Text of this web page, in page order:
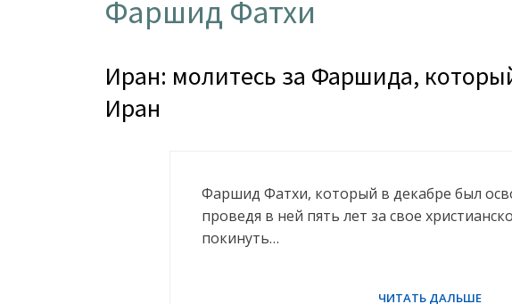
Фаршид Фатхи
Иран: молитесь за Фаршида,
Иран
Фаршид Фатхи, который в декабре был
проведя в ней пять лет за свое
покинуть…